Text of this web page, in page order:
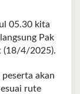
05.30 kita
Pak
(18/4/2025).
akan
rute